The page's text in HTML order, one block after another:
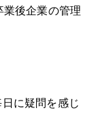
後企業の管理
に疑問を感じ